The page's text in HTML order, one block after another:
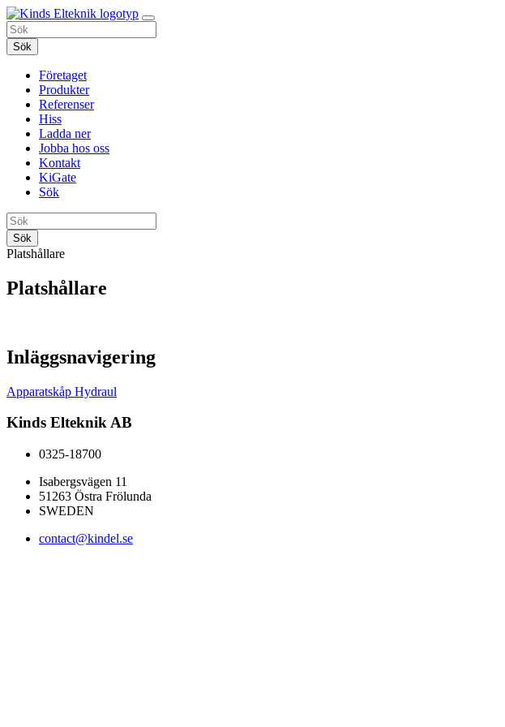
Sök
Företaget
Produkter
Referenser
Hiss
Ladda ner
Jobba hos oss
Kontakt
KiGate
Sök
Sök
Platshållare
Platshållare
Inläggsnavigering
Apparatskåp Hydraul
Kinds Elteknik AB
0325-18700
Isabergsvägen 11
51263 Östra Frölunda
SWEDEN
contact@kindel.se